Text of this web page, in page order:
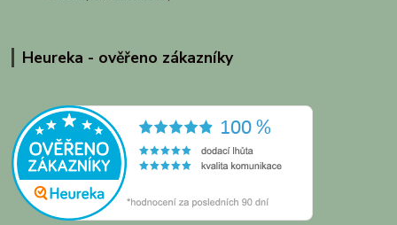
Heureka - ověřeno zákazníky